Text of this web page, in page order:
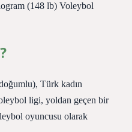
(148 lb) Voleybol
Türk kadın
ligi, yoldan geçen bir
oyuncusu olarak